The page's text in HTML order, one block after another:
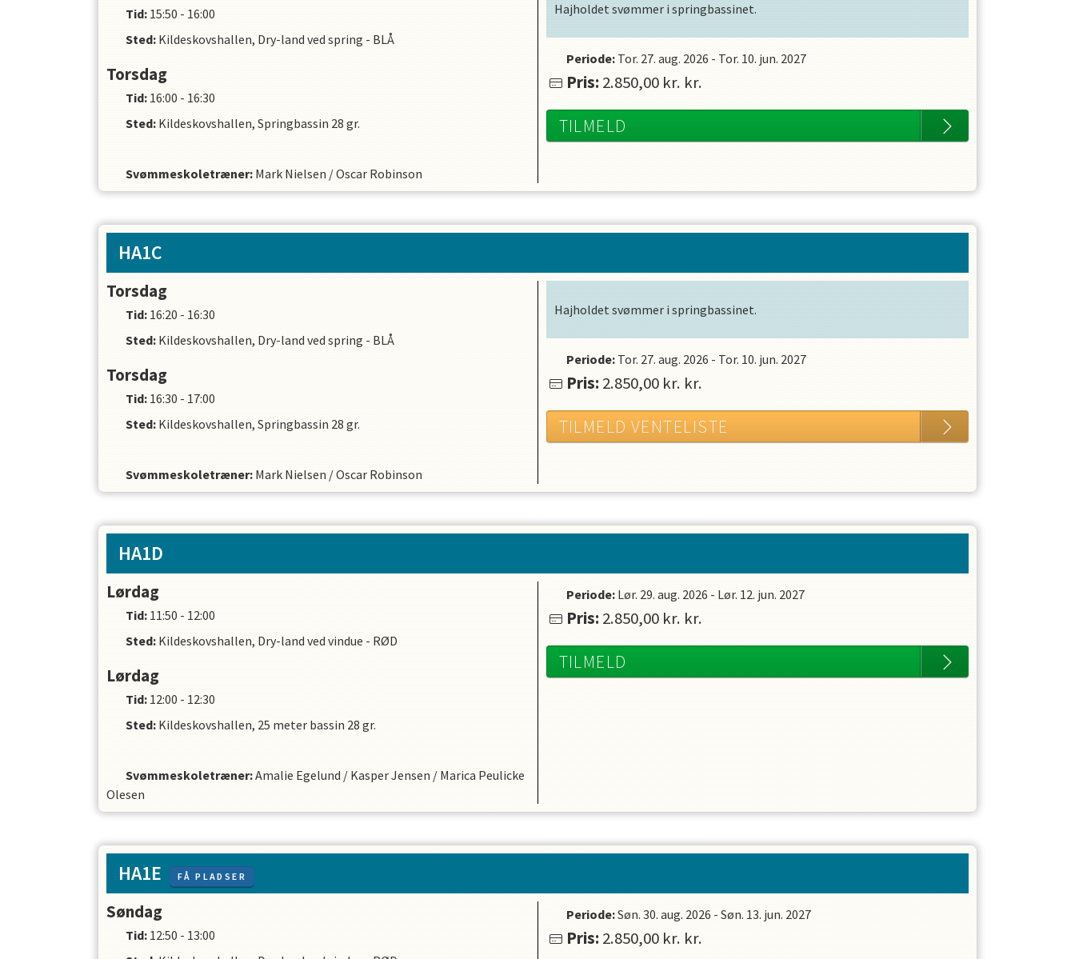
Tid: 15:50 - 16:00
Sted: Kildeskovshallen, Dry-land ved spring - BLÅ
Torsdag
Tid: 16:00 - 16:30
Sted: Kildeskovshallen, Springbassin 28 gr.
Svømmeskoletræner: Mark Nielsen /Oscar Robinson
Hajholdet svømmer i springbassinet.
Periode: Tor. 27. aug. 2026 - Tor. 10. jun. 2027
Pris: 2.850,00 kr. kr.
TILMELD
HA1C
Torsdag
Tid: 16:20 - 16:30
Sted: Kildeskovshallen, Dry-land ved spring - BLÅ
Torsdag
Tid: 16:30 - 17:00
Sted: Kildeskovshallen, Springbassin 28 gr.
Svømmeskoletræner: Mark Nielsen /Oscar Robinson
Hajholdet svømmer i springbassinet.
Periode: Tor. 27. aug. 2026 - Tor. 10. jun. 2027
Pris: 2.850,00 kr. kr.
TILMELD VENTELISTE
HA1D
Lørdag
Tid: 11:50 - 12:00
Sted: Kildeskovshallen, Dry-land ved vindue - RØD
Lørdag
Tid: 12:00 - 12:30
Sted: Kildeskovshallen, 25 meter bassin 28 gr.
Svømmeskoletræner:Amalie Egelund / Kasper Jensen / Marica Peulicke
Olesen
Periode: Lør. 29. aug. 2026 - Lør. 12. jun. 2027
Pris: 2.850,00 kr. kr.
TILMELD
HA1E FÅ PLADSER
Søndag
Tid: 12:50 - 13:00
Periode:Søn. 30. aug. 2026 -Søn. 13. jun. 2027
Pris: 2.850,00 kr. kr.